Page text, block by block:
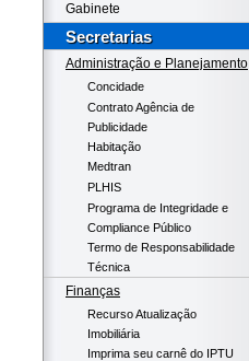
Gabinete
Secretarias
Administração e Planejamento
Concidade
Contrato Agência de
Publicidade
Habitação
Medtran
PLHIS
Programa de Integridade e
Compliance Público
Termo de Responsabilidade
Técnica
Finanças
Recurso Atualização
Imobiliária
Imprima seu carnê do IPTU